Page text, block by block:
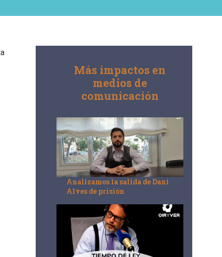
Más impactos en
medios de
comunicación
Analizamos la salida de Dani
Alves de prisión